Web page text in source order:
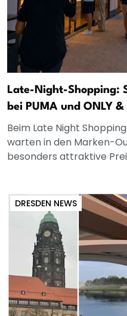
Late-Night-Shopping:
bei PUMA und ONLY &
Beim Late Night
warten in den Marken-
besonders attraktive
DRESDEN NEWS